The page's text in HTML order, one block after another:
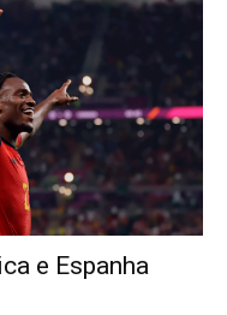
e Espanha